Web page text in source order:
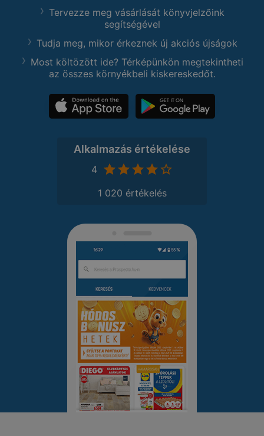
Tervezze meg vásárlását könyvjelzőink
segítségével
Tudja meg, mikor érkeznek új akciós újságok
Most költözött ide? Térképünkön megtekintheti
az összes környékbeli kiskereskedőt.
Alkalmazás értékelése
4
1 020 értékelés